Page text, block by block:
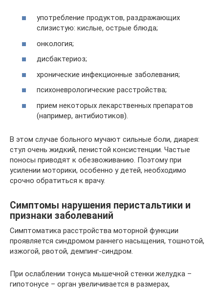
употребление продуктов, раздражающих
слизистую: кислые, острые блюда;
онкология;
дисбактериоз;
хронические инфекционные заболевания;
психоневрологические расстройства;
прием некоторых лекарственных препаратов
(например, антибиотиков).
В этом случае больного мучают сильные боли, диарея:
стул очень жидкий, пенистой консистенции. Частые
поносы приводят к обезвоживанию. Поэтому при
усилении моторики, особенно у детей, необходимо
срочно обратиться к врачу.
Симптомы нарушения перистальтики и
признаки заболеваний
Симптоматика расстройства моторной функции
проявляется синдромом раннего насыщения, тошнотой,
изжогой, рвотой, демпинг-синдром.
При ослаблении тонуса мышечной стенки желудка –
гипотонусе – орган увеличивается в размерах,